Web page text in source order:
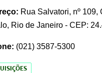
Rua Salvatori, nº 109,
Rio de Janeiro - CEP:
(021) 3587-5300